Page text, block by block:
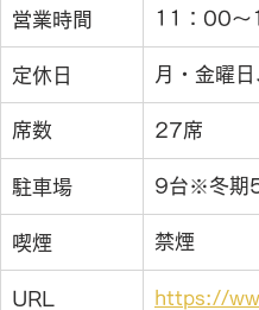
営業時間 11：00〜
定休日 月・金曜
席数 27席
駐車場 9台※冬期
喫煙 禁煙
URL https://